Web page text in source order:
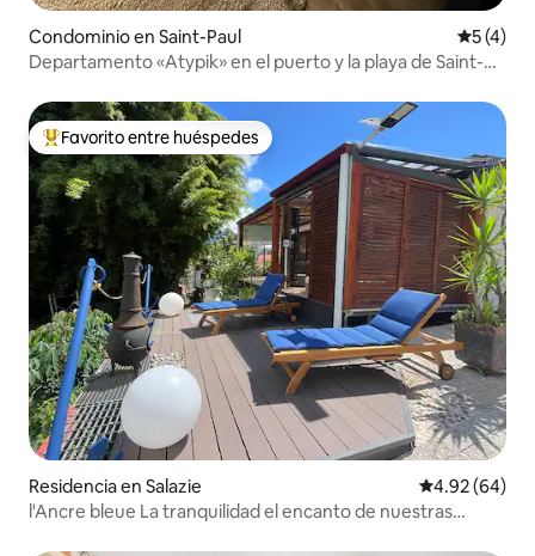
Condominio en Saint-Paul
5 (4)
Departamento «Atypik» en el puerto y la playa de Saint-
De los mejores en Favorito entre huéspedes
Favorito entre huéspedes
Residencia en Salazie Calificación
4.92 (64)
l'Ancre bleue La tranquilidad el encanto de nuestras